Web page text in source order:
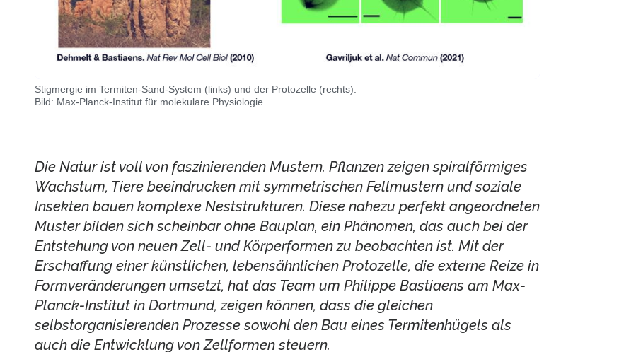
Stigmergie im Termiten-Sand-System (links) und der Protozelle (rechts).
Bild: Max-Planck-Institut für molekulare Physiologie
Die Natur ist voll von faszinierenden Mustern. Pflanzen zeigen spiralförmiges
Wachstum, Tiere beeindrucken mit symmetrischen Fellmustern und soziale
Insekten bauen komplexe Neststrukturen. Diese nahezu perfekt angeordneten
Muster bilden sich scheinbar ohne Bauplan, ein Phänomen, das auch bei der
Entstehung von neuen Zell- und Körperformen zu beobachten ist. Mit der
Erschaffung einer künstlichen, lebensähnlichen Protozelle, die externe Reize in
Formveränderungen umsetzt, hat das Team um Philippe Bastiaens am Max-
Planck-Institut in Dortmund, zeigen können, dass die gleichen
selbstorganisierenden Prozesse sowohl den Bau eines Termitenhügels als
auch die Entwicklung von Zellformen steuern.